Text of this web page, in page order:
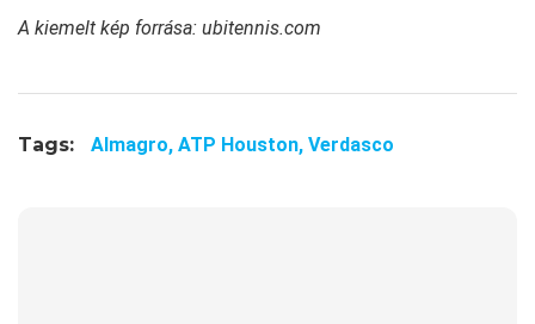
A kiemelt kép forrása: ubitennis.com
Tags: Almagro, ATP Houston, Verdasco